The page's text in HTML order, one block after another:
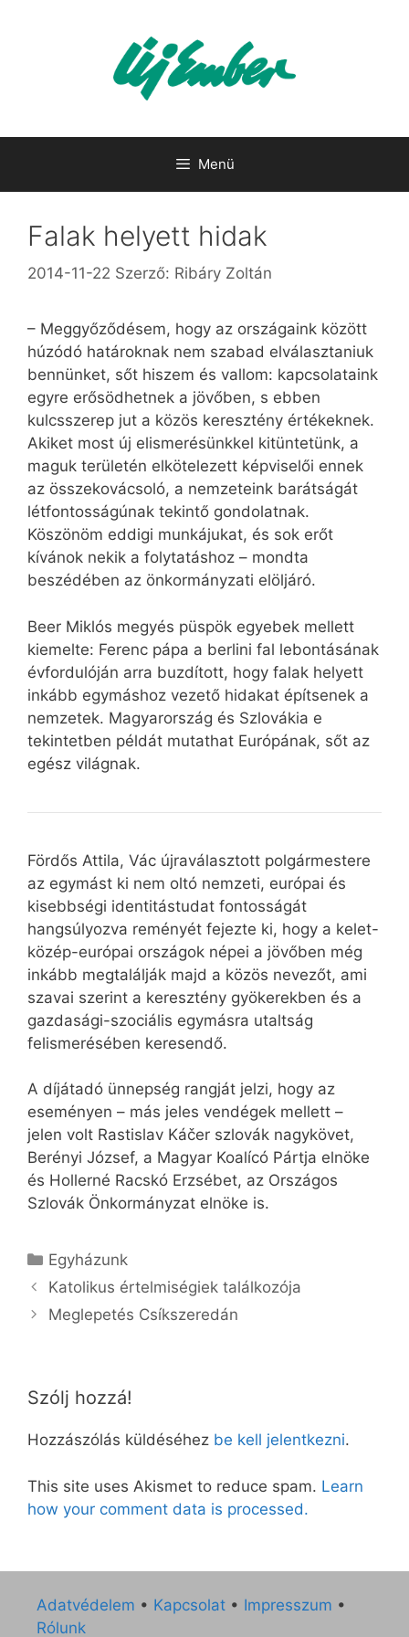
Menü
Falak helyett hidak
2014-11-22 Szerző: Ribáry Zoltán
– Meggyőződésem, hogy az országaink között
húzódó határoknak nem szabad elválasztaniuk
bennünket, sőt hiszem és vallom: kapcsolataink
egyre erősödhetnek a jövőben, s ebben
kulcsszerep jut a közös keresztény értékeknek.
Akiket most új elismerésünkkel kitüntetünk, a
maguk területén elkötelezett képviselői ennek
az összekovácsoló, a nemzeteink barátságát
létfontosságúnak tekintő gondolatnak.
Köszönöm eddigi munkájukat, és sok erőt
kívánok nekik a folytatáshoz – mondta
beszédében az önkormányzati elöljáró.
Beer Miklós megyés püspök egyebek mellett
kiemelte: Ferenc pápa a berlini fal lebontásának
évfordulóján arra buzdított, hogy falak helyett
inkább egymáshoz vezető hidakat építsenek a
nemzetek. Magyarország és Szlovákia e
tekintetben példát mutathat Európának, sőt az
egész világnak.
Fördős Attila, Vác újraválasztott polgármestere
az egymást ki nem oltó nemzeti, európai és
kisebbségi identitástudat fontosságát
hangsúlyozva reményét fejezte ki, hogy a kelet-
közép-európai országok népei a jövőben még
inkább megtalálják majd a közös nevezőt, ami
szavai szerint a keresztény gyökerekben és a
gazdasági-szociális egymásra utaltság
felismerésében keresendő.
A díjátadó ünnepség rangját jelzi, hogy az
eseményen – más jeles vendégek mellett –
jelen volt Rastislav Káčer szlovák nagykövet,
Berényi József, a Magyar Koalícó Pártja elnöke
és Hollerné Racskó Erzsébet, az Országos
Szlovák Önkormányzat elnöke is.
Kategória
Egyházunk
Katolikus értelmiségiek találkozója
Meglepetés Csíkszeredán
Szólj hozzá!
Hozzászólás küldéséhez be kell jelentkezni.
This site uses Akismet to reduce spam. Learn
how your comment data is processed.
Adatvédelem • Kapcsolat • Impresszum •
Rólunk